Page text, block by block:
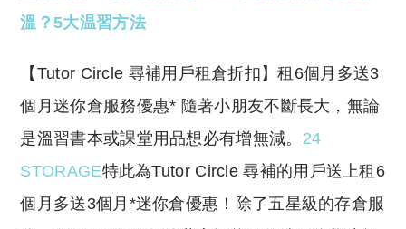
溫？5大温習方法
​【Tutor Circle 尋補用戶租倉折扣】租6個月多送3
個月迷你倉服務優惠* 隨著小朋友不斷長大，無論
是溫習書本或課堂用品想必有增無減。 24
STORAGE特此為Tutor Circle 尋補的用戶送上租6
個月多送3個月*迷你倉優惠！除了五星級的存倉服